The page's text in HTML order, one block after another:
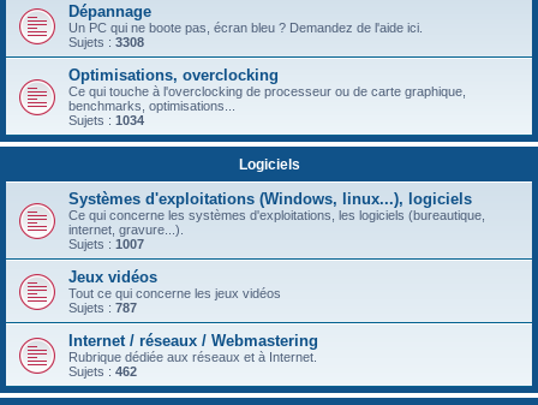
Dépannage
Un PC qui ne boote pas, écran bleu ? Demandez de l'aide ici.
Sujets : 3308
Optimisations, overclocking
Ce qui touche à l'overclocking de processeur ou de carte graphique,
benchmarks, optimisations...
Sujets : 1034
Logiciels
Systèmes d'exploitations (Windows, linux...), logiciels
Ce qui concerne les systèmes d'exploitations, les logiciels (bureautique,
internet, gravure...).
Sujets : 1007
Jeux vidéos
Tout ce qui concerne les jeux vidéos
Sujets : 787
Internet / réseaux / Webmastering
Rubrique dédiée aux réseaux et à Internet.
Sujets : 462